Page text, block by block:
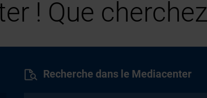
! Que
Recherche dans le Mediacenter